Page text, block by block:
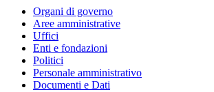
Organi di governo
Aree amministrative
Uffici
Enti e fondazioni
Politici
Personale amministrativo
Documenti e Dati